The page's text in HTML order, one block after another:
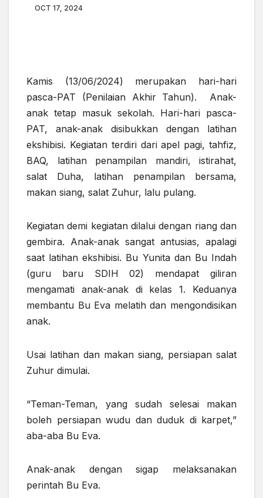
OCT 17, 2024
Kamis (13/06/2024) merupakan hari-hari
pasca-PAT (Penilaian Akhir Tahun). Anak-
anak tetap masuk sekolah. Hari-hari pasca-
PAT, anak-anak disibukkan dengan latihan
ekshibisi. Kegiatan terdiri dari apel pagi, tahfiz,
BAQ, latihan penampilan mandiri, istirahat,
salat Duha, latihan penampilan bersama,
makan siang, salat Zuhur, lalu pulang.
Kegiatan demi kegiatan dilalui dengan riang dan
gembira. Anak-anak sangat antusias, apalagi
saat latihan ekshibisi. Bu Yunita dan Bu Indah
(guru baru SDIH 02) mendapat giliran
mengamati anak-anak di kelas 1. Keduanya
membantu Bu Eva melatih dan mengondisikan
anak.
Usai latihan dan makan siang, persiapan salat
Zuhur dimulai.
“Teman-Teman, yang sudah selesai makan
boleh persiapan wudu dan duduk di karpet,”
aba-aba Bu Eva.
Anak-anak dengan sigap melaksanakan
perintah Bu Eva.